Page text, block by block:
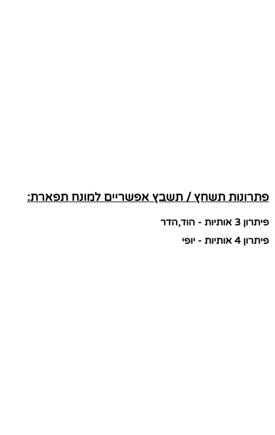
פתרונות תשחץ / תשבץ אפשריים למונח תפארת:
פיתרון 3 אותיות - הוד,הדר
פיתרון 4 אותיות - יופי